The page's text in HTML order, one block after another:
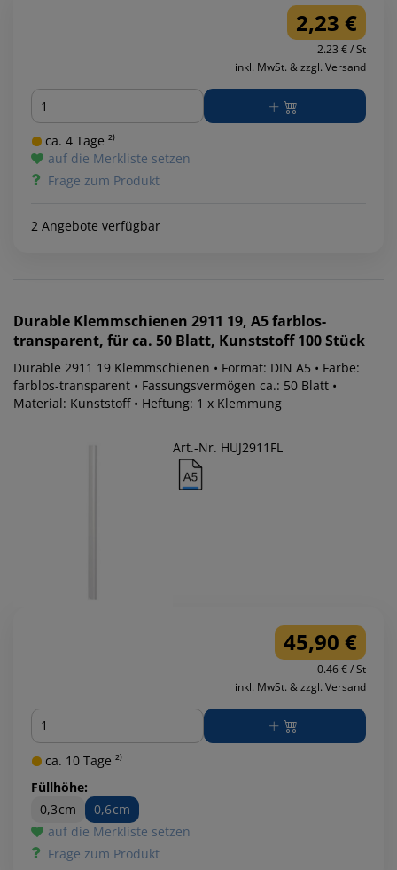
2,23 €
2.23 € / St
inkl. MwSt. & zzgl. Versand
Menge
ca. 4 Tage ²⁾
auf die Merkliste setzen
Frage zum Produkt
2 Angebote verfügbar
Durable Klemmschienen 2911 19, A5 farblos-
transparent, für ca. 50 Blatt, Kunststoff 100 Stück
Durable 2911 19 Klemmschienen • Format: DIN A5 • Farbe:
farblos-transparent • Fassungsvermögen ca.: 50 Blatt •
Material: Kunststoff • Heftung: 1 x Klemmung
Art.-Nr. HUJ2911FL
45,90 €
0.46 € / St
inkl. MwSt. & zzgl. Versand
Menge
ca. 10 Tage ²⁾
Füllhöhe:
0,3cm
0,6cm
auf die Merkliste setzen
Frage zum Produkt